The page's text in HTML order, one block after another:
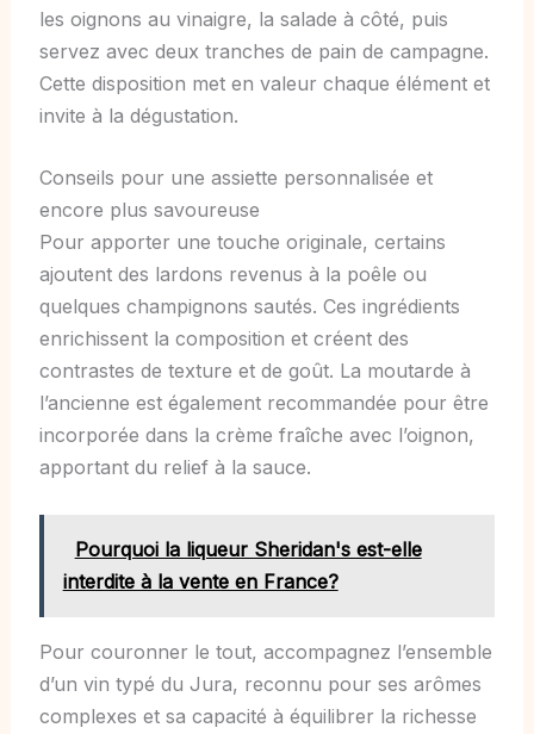
les oignons au vinaigre, la salade à côté, puis
servez avec deux tranches de pain de campagne.
Cette disposition met en valeur chaque élément et
invite à la dégustation.
Conseils pour une assiette personnalisée et
encore plus savoureuse
Pour apporter une touche originale, certains
ajoutent des lardons revenus à la poêle ou
quelques champignons sautés. Ces ingrédients
enrichissent la composition et créent des
contrastes de texture et de goût. La moutarde à
l’ancienne est également recommandée pour être
incorporée dans la crème fraîche avec l’oignon,
apportant du relief à la sauce.
Pourquoi la liqueur Sheridan's est-elle
interdite à la vente en France?
Pour couronner le tout, accompagnez l’ensemble
d’un vin typé du Jura, reconnu pour ses arômes
complexes et sa capacité à équilibrer la richesse